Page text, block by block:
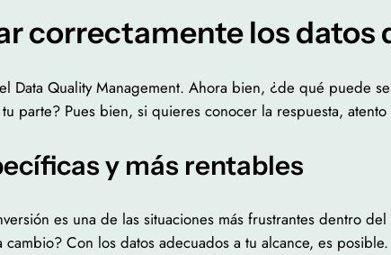
correctamente los datos
Data Quality Management. Ahora bien, ¿de qué puede
parte? Pues bien, si quieres conocer la respuesta,
y más rentables
es una de las situaciones más frustrantes dentro
Con los datos adecuados a tu alcance, es posible.